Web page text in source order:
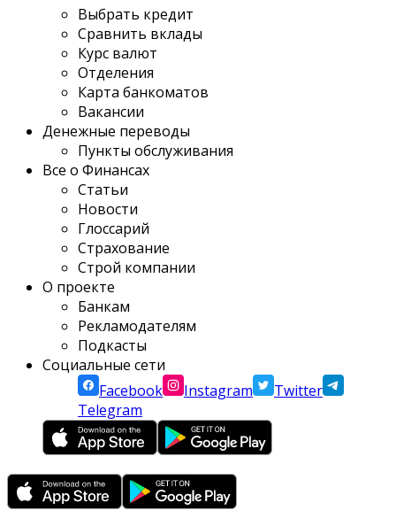
Выбрать кредит
Сравнить вклады
Курс валют
Отделения
Карта банкоматов
Вакансии
Денежные переводы
Пункты обслуживания
Все о Финансах
Статьи
Новости
Глоссарий
Страхование
Строй компании
О проекте
Банкам
Рекламодателям
Подкасты
Социальные сети
Facebook
Instagram
Twitter
Telegram